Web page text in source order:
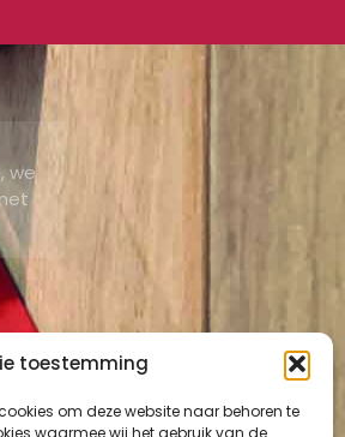
toestemming
om deze website naar behoren te
waarmee wij het gebruik van de
we